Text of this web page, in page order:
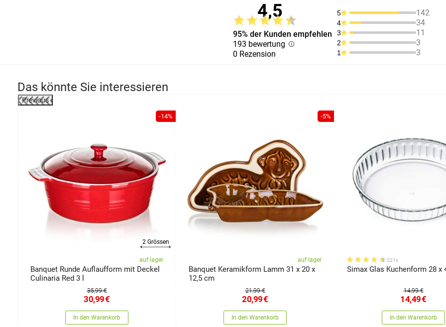
4,5
95% der Kunden empfehlen
193 bewertung
0 Rezension
5 142
4 34
3 11
2 3
1 3
Das könnte Sie interessieren
Previous
-14%
2 Grössen
auf lager
Banquet Runde Auflaufform mit Deckel
Culinaria Red 3 l
35,99 €
30,99€
In den Warenkorb
-5%
auf lager
Banquet Keramikform Lamm 31 x 20 x
12,5 cm
21,99 €
20,99€
In den Warenkorb
221x
Simax Glas Kuchenform 28 x
14,99 €
14,49€
In den Warenkorb